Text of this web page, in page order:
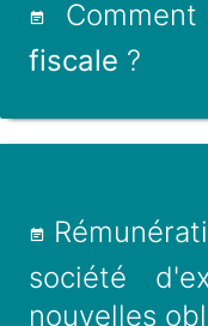
fiscale ?
société
nouvelles